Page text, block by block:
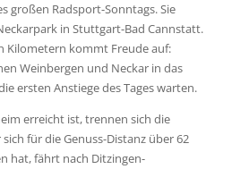
großen Radsport-Sonntags. Sie
in Stuttgart-Bad Cannstatt.
Kilometern kommt Freude auf:
Weinbergen und Neckar in das
ersten Anstiege des Tages warten.
erreicht ist, trennen sich die
für die Genuss-Distanz über 62
hat, fährt nach Ditzingen-